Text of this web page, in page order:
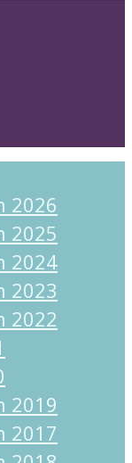
2026
2025
2024
2023
2022
2019
2017